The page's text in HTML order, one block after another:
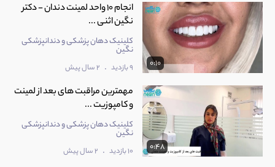
0:10
انجام 10 واحد لمینت دندان - دکتر
نگین اثنی ...
کلینیک دهان پزشکی و دندانپزشکی
نگین
9 بازدید . 2 سال پیش
0:48
مهمترین مراقبت های بعد از لمینت
و کامپوزیت ...
کلینیک دهان پزشکی و دندانپزشکی
نگین
10 بازدید . 2 سال پیش